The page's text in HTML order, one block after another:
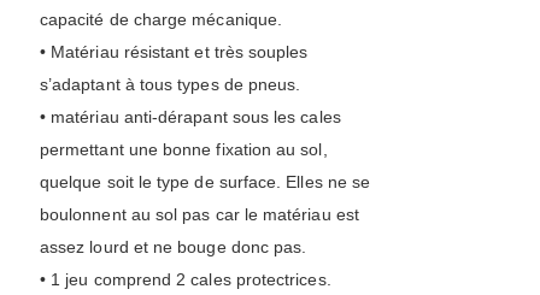
capacité de charge mécanique.
• Matériau résistant et très souples
s’adaptant à tous types de pneus.
• matériau anti-dérapant sous les cales
permettant une bonne fixation au sol,
quelque soit le type de surface. Elles ne se
boulonnent au sol pas car le matériau est
assez lourd et ne bouge donc pas.
• 1 jeu comprend 2 cales protectrices.